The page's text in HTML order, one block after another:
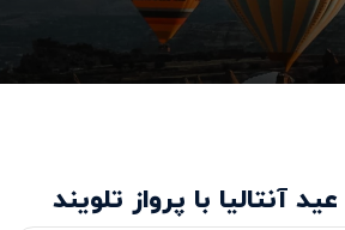
آنتالیا با پرواز تلویند